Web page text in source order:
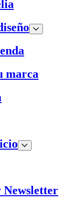
marca
Newsletter